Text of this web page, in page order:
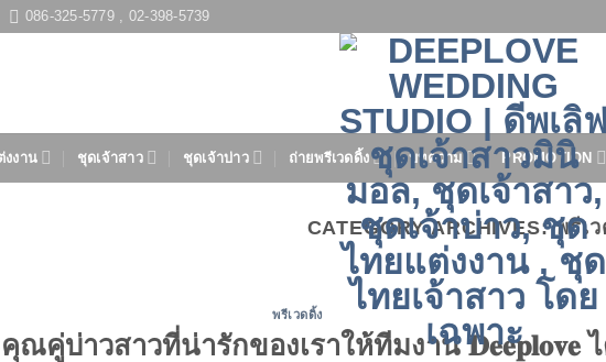
086-325-5779 , 02-398-5739
งงาน ชุดเจ้าสาว ชุดเจ้าบ่าว ถ่ายพรีเวดดิ้ง บทความ PROMOTION
CATEGORY ARCHIVES:พรีเ
พรีเวดดิ้ง
ณคู่บ่าวสาวที่น่ารักของเราให้ทีมงาน 𝐃𝐞𝐞𝐩𝐥𝐨𝐯𝐞